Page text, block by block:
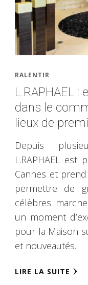
RALENTIR
L.RAPHAEL
dans le
lieux de
Depuis
L.RAPHAEL
Cannes et
permettre de
célèbres
un moment
pour la Maison
et nouveautés.
LIRE LA SUITE